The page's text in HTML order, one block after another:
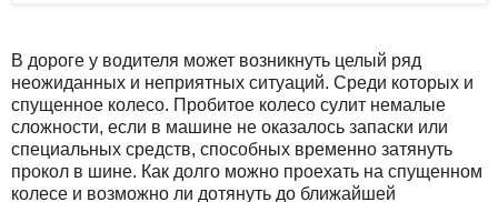
В дороге у водителя может возникнуть целый ряд
неожиданных и неприятных ситуаций. Среди которых и
спущенное колесо. Пробитое колесо сулит немалые
сложности, если в машине не оказалось запаски или
специальных средств, способных временно затянуть
прокол в шине. Как долго можно проехать на спущенном
колесе и возможно ли дотянуть до ближайшей